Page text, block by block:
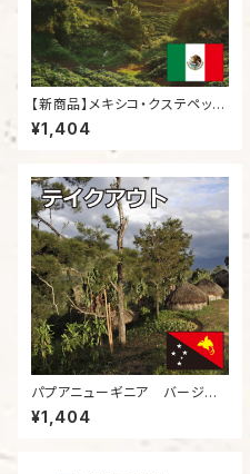
【新商品】メキシコ・クステペック
国旗（200g）
¥1,404
パプアニューギニア バージン
マウンテン（200g）
¥1,404